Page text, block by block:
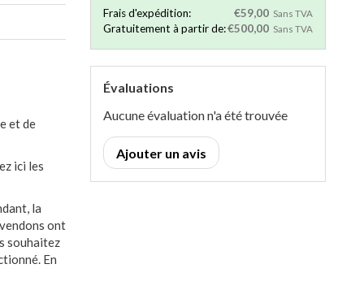
et de
ici les
la
ont
souhaitez
En
Frais d'expédition: €59,00 Sans TVA
Gratuitement à partir de:€500,00 Sans TVA
Évaluations
Aucune évaluation n'a été trouvée
Ajouter un avis